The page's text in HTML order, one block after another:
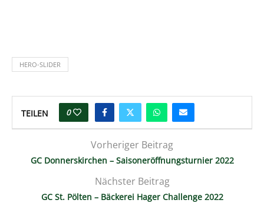
HERO-SLIDER
TEILEN 0
Vorheriger Beitrag
GC Donnerskirchen – Saisoneröffnungsturnier 2022
Nächster Beitrag
GC St. Pölten – Bäckerei Hager Challenge 2022